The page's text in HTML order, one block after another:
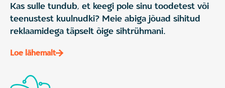
Kas sulle tundub, et keegi pole sinu toodetest või
teenustest kuulnudki? Meie abiga jõuad sihitud
reklaamidega täpselt õige sihtrühmani.
Loe lähemalt